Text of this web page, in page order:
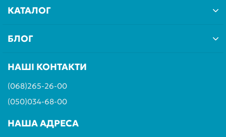
КАТАЛОГ
БЛОГ
НАШІ КОНТАКТИ
(068)265-26-00
(050)034-68-00
НАША АДРЕСА